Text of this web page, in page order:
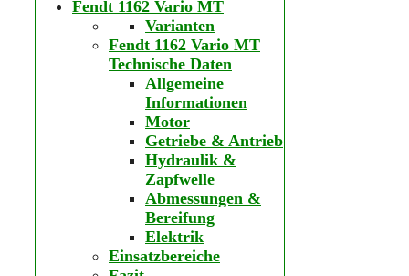
Fendt 1162 Vario MT
Varianten
Fendt 1162 Vario MT
Technische Daten
Allgemeine
Informationen
Motor
Getriebe & Antrieb
Hydraulik &
Zapfwelle
Abmessungen &
Bereifung
Elektrik
Einsatzbereiche